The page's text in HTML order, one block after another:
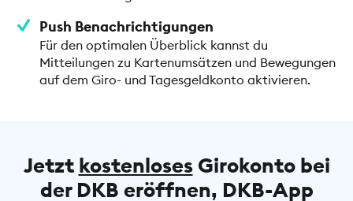
Push Benachrichtigungen
Für den optimalen Überblick kannst du
Mitteilungen zu Kartenumsätzen und Bewegungen
auf dem Giro- und Tagesgeldkonto aktivieren.
Jetzt kostenlosesGirokonto bei
der DKB eröffnen, DKB-App